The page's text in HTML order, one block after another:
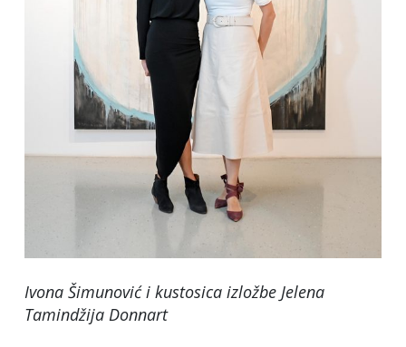
Ivona Šimunović i kustosica izložbe Jelena
Tamindžija Donnart